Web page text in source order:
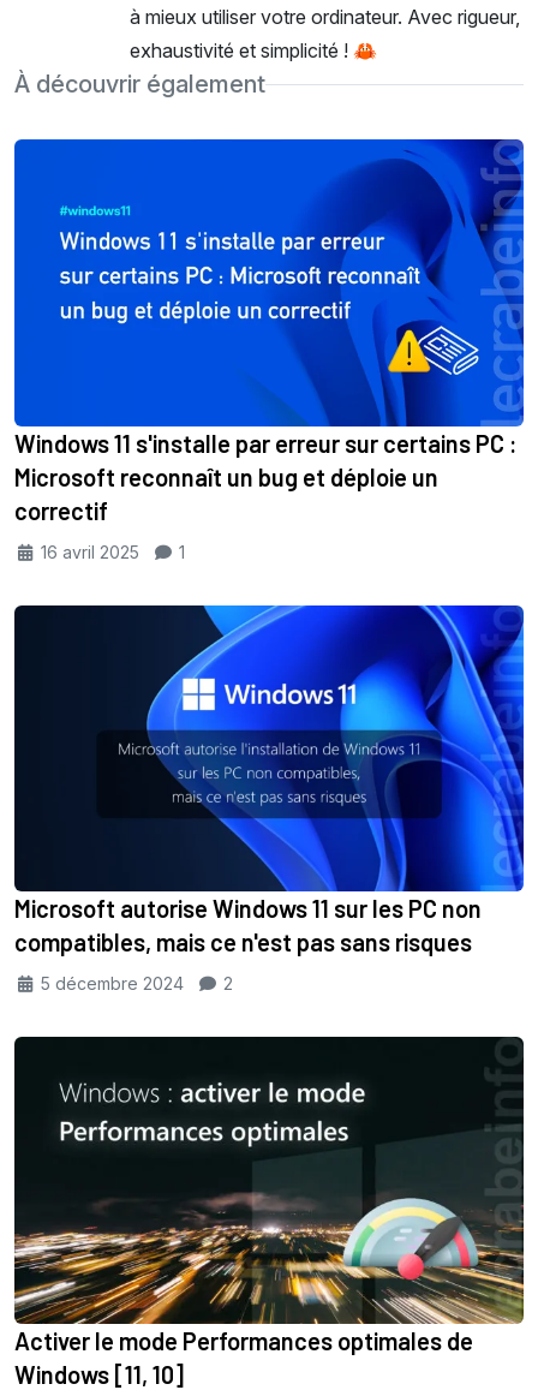
à mieux utiliser votre ordinateur. Avec rigueur,
exhaustivité et simplicité ! 🦀
À découvrir également
Windows 11 s'installe par erreur sur certains PC :
Microsoft reconnaît un bug et déploie un
correctif
16 avril 2025 1
Microsoft autorise Windows 11 sur les PC non
compatibles, mais ce n'est pas sans risques
5 décembre 2024 2
Activer le mode Performances optimales de
Windows [11, 10]